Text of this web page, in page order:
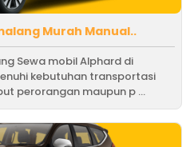
Murah Manual..
Sewa mobil Alphard di
kebutuhan transportasi
perorangan maupun p ...